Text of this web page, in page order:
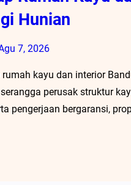
Hunian
7, 2026
kayu dan interior
perusak struktur
pengerjaan bergaransi,